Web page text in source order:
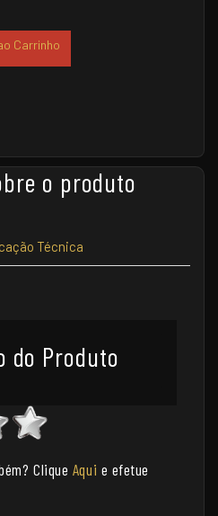
Carrinho
o produto
Técnica
do Produto
Clique Aqui e efetue